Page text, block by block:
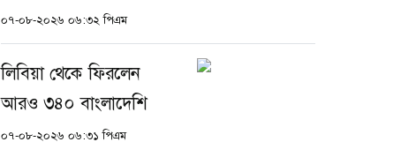
০৭-০৮-২০২৬ ০৬:৩২ পিএম
লিবিয়া থেকে ফিরলেন
আরও ৩৪০ বাংলাদেশি
০৭-০৮-২০২৬ ০৬:৩১ পিএম